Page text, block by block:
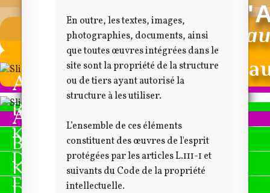
Des espaces dédiés
Activités sportives
Badminton
Kid's Dance
Danse en ligne
Football
FOYER RURAL
Des espaces dédiés
Activités sportives
Badminton
Kid's Dance
En outre, les textes, images,
photographies, documents, ainsi
que toutes œuvres intégrées dans le
site sont la propriété de la structure
ou de tiers ayant autorisé la
structure à les utiliser.
L’ensemble de ces éléments
constituent des œuvres de l'esprit
protégées par les articles L.111-1 et
suivants du Code de la propriété
intellectuelle.